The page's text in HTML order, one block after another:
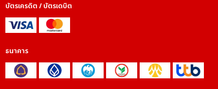
บัตรเครดิต / บัตรเดบิต
ธนาคาร